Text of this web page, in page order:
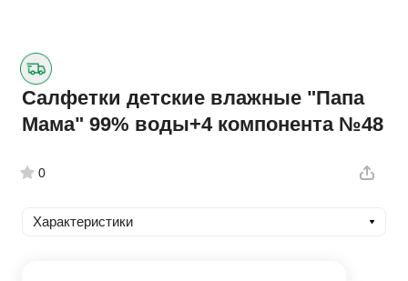
Салфетки детские влажные "Папа
Мама" 99% воды+4 компонента №48
0
Характеристики